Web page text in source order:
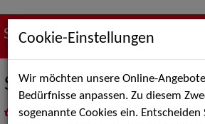
Suche nach Künstler*innen
Somphon Kesselburg
inMeine Merklistelegen
Cookie-Einstellungen
Wir möchten unsere Online-
Bedürfnisse anpassen. Zu diesem
sogenannte Cookies ein. Entscheiden